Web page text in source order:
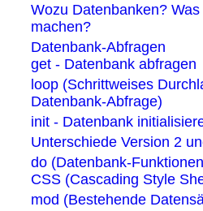
Wozu Datenbanken?
machen?
Datenbank-Abfragen
get - Datenbank abfragen
loop (Schrittweises
Datenbank-Abfrage)
init - Datenbank
Unterschiede Version 2
do (Datenbank-
CSS (Cascading Style
mod (Bestehende